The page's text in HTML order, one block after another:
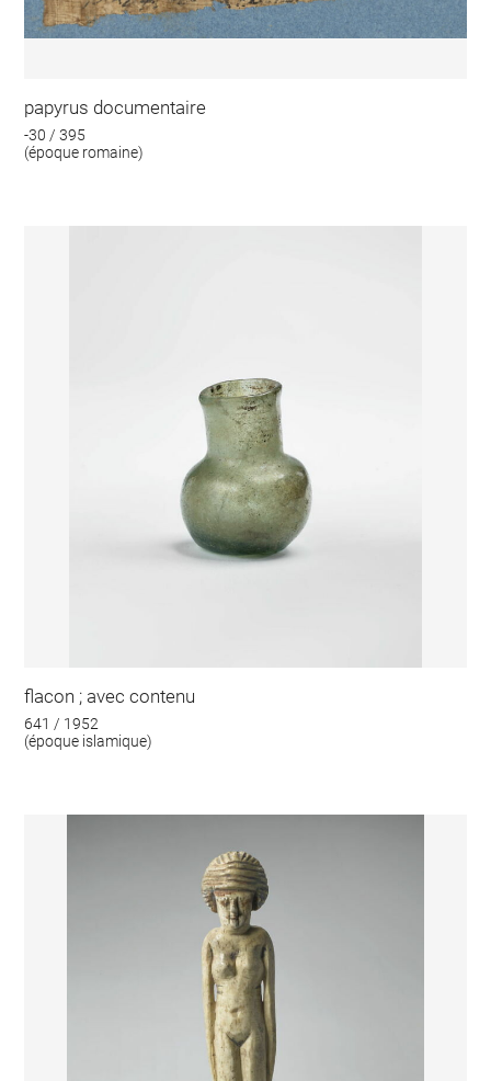
papyrus documentaire
-30 / 395
(époque romaine)
flacon ; avec contenu
641 / 1952
(époque islamique)